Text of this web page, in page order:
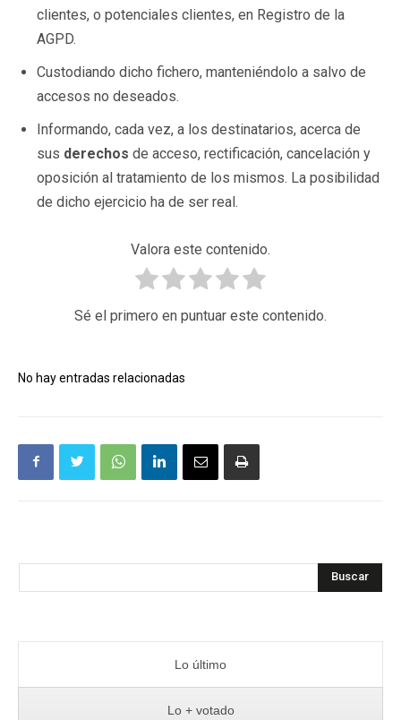
clientes, o potenciales clientes, en Registro de la
AGPD.
Custodiando dicho fichero, manteniéndolo a salvo de
accesos no deseados.
Informando, cada vez, a los destinatarios, acerca de
sus derechos de acceso, rectificación, cancelación y
oposición al tratamiento de los mismos. La posibilidad
de dicho ejercicio ha de ser real.
Valora este contenido.
Sé el primero en puntuar este contenido.
No hay entradas relacionadas
Buscar
Lo último
Lo + votado